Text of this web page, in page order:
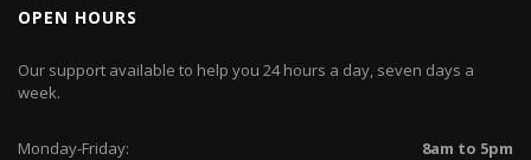
OPEN HOURS
Our support available to help you 24 hours a day, seven days a
week.
Monday-Friday:
8am to 5pm